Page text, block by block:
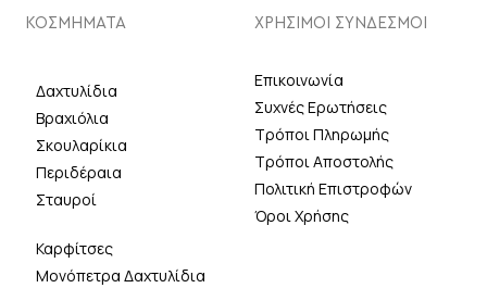
ΚΟΣΜΗΜΑΤΑ
Δαχτυλίδια
Βραχιόλια
Σκουλαρίκια
Περιδέραια
Σταυροί
Καρφίτσες
Μονόπετρα Δαχτυλίδια
ΧΡΗΣΙΜΟΙ ΣΥΝΔΕΣΜΟΙ
Επικοινωνία
Συχνές Ερωτήσεις
Τρόποι Πληρωμής
Τρόποι Αποστολής
Πολιτική Επιστροφών
Όροι Χρήσης